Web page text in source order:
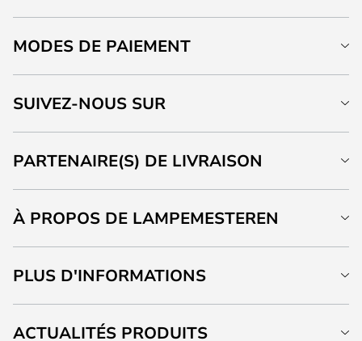
MODES DE PAIEMENT
SUIVEZ-NOUS SUR
PARTENAIRE(S) DE LIVRAISON
À PROPOS DE LAMPEMESTEREN
PLUS D'INFORMATIONS
ACTUALITÉS PRODUITS